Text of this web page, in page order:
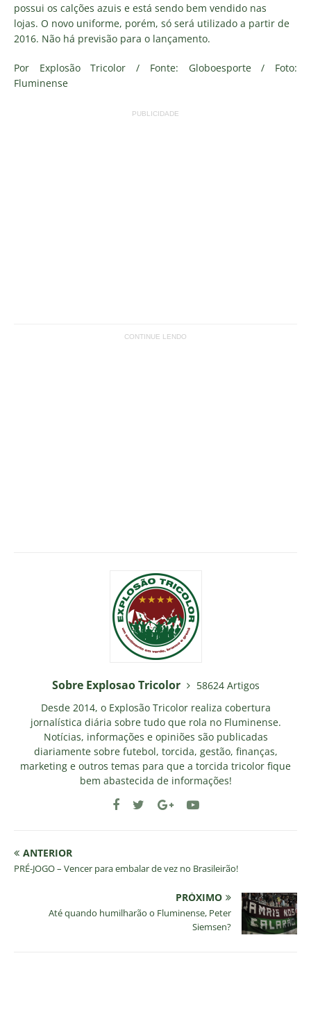
possui os calções azuis e está sendo bem vendido nas
lojas. O novo uniforme, porém, só será utilizado a partir de
2016. Não há previsão para o lançamento.
Por Explosão Tricolor / Fonte: Globoesporte / Foto:
Fluminense
PUBLICIDADE
CONTINUE LENDO
Sobre Explosao Tricolor
58624 Artigos
Desde 2014, o Explosão Tricolor realiza cobertura
jornalística diária sobre tudo que rola no Fluminense.
Notícias, informações e opiniões são publicadas
diariamente sobre futebol, torcida, gestão, finanças,
marketing e outros temas para que a torcida tricolor fique
bem abastecida de informações!
ANTERIOR
PRÉ-JOGO – Vencer para embalar de vez no Brasileirão!
PRÓXIMO
Até quando humilharão o Fluminense, Peter
Siemsen?